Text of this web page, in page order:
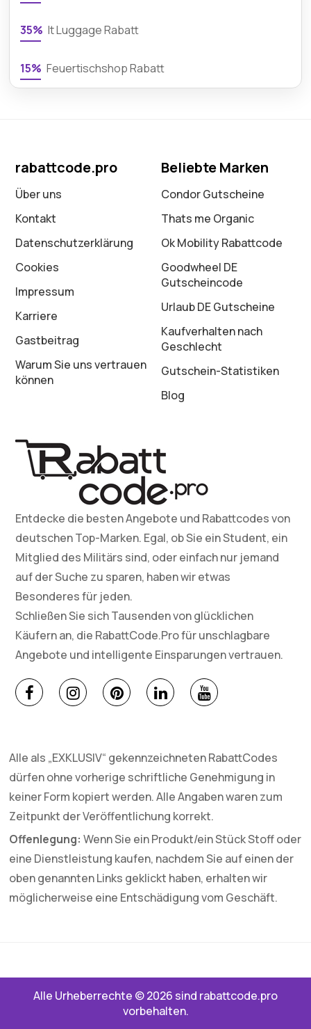
35% It Luggage Rabatt
15% Feuertischshop Rabatt
rabattcode.pro
Über uns
Kontakt
Datenschutz­erklärung
Cookies
Impressum
Karriere
Gastbeitrag
Warum Sie uns vertrauen
können
Beliebte Marken
Condor Gutscheine
Thats me Organic
Ok Mobility Rabattcode
Goodwheel DE
Gutscheincode
Urlaub DE Gutscheine
Kaufverhalten nach
Geschlecht
Gutschein-Statistiken
Blog
Entdecke die besten Angebote und Rabattcodes von
deutschen Top-Marken. Egal, ob Sie ein Student, ein
Mitglied des Militärs sind, oder einfach nur jemand
auf der Suche zu sparen, haben wir etwas
Besonderes für jeden.
Schließen Sie sich Tausenden von glücklichen
Käufern an, die RabattCode.Pro für unschlagbare
Angebote und intelligente Einsparungen vertrauen.
Alle als „EXKLUSIV“ gekennzeichneten RabattCodes
dürfen ohne vorherige schriftliche Genehmigung in
keiner Form kopiert werden. Alle Angaben waren zum
Zeitpunkt der Veröffentlichung korrekt.
Offenlegung: Wenn Sie ein Produkt/ein Stück Stoff oder
eine Dienstleistung kaufen, nachdem Sie auf einen der
oben genannten Links geklickt haben, erhalten wir
möglicherweise eine Entschädigung vom Geschäft.
Alle Urheberrechte © 2026 sind rabattcode.pro
vorbehalten.